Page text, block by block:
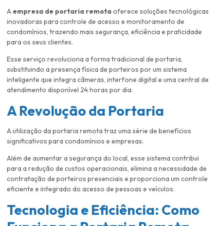
A empresa de portaria remotaoferece soluções tecnológicas
inovadoras para controle de acesso e monitoramento de
condomínios, trazendo mais segurança, eficiência e praticidade
para os seus clientes.
Esse serviço revoluciona a forma tradicional de portaria,
substituindo a presença física de porteiros por um sistema
inteligente que integra câmeras, interfone digital e uma central de
atendimento disponível 24 horas por dia.
A Revolução da Portaria
A utilização da portaria remota traz uma série de benefícios
significativos para condomínios e empresas.
Além de aumentar a segurança do local, esse sistema contribui
para a redução de custos operacionais, elimina a necessidade de
contratação de porteiros presenciais e proporciona um controle
eficiente e integrado do acesso de pessoas e veículos.
Tecnologia e Eficiência: Como